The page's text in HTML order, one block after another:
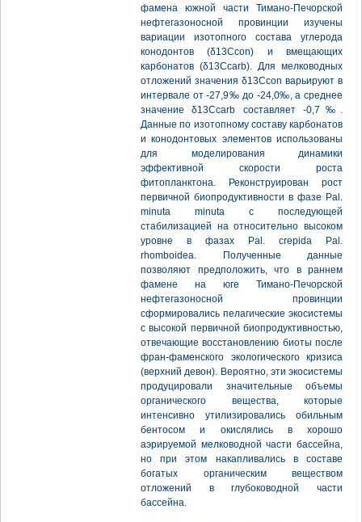
фамена южной части Тимано-Печорской
нефтегазоносной провинции изучены
вариации изотопного состава углерода
конодонтов (δ13Ccon) и вмещающих
карбонатов (δ13Ccarb). Для мелководных
отложений значения δ13Ccon варьируют в
интервале от -27,9‰ до -24,0‰, а среднее
значение δ13Ccarb составляет -0,7‰.
Данные по изотопному составу карбонатов
и конодонтовых элементов использованы
для моделирования динамики
эффективной скорости роста
фитопланктона. Реконструирован рост
первичной биопродуктивности в фазе Pal.
minuta minuta с последующей
стабилизацией на относительно высоком
уровне в фазах Pal. crepida Pal.
rhomboidea. Полученные данные
позволяют предположить, что в раннем
фамене на юге Тимано-Печорской
нефтегазоносной провинции
сформировались пелагические экосистемы
с высокой первичной биопродуктивностью,
отвечающие восстановлению биоты после
фран-фаменского экологического кризиса
(верхний девон). Вероятно, эти экосистемы
продуцировали значительные объемы
органического вещества, которые
интенсивно утилизировались обильным
бентосом и окислялись в хорошо
аэрируемой мелководной части бассейна,
но при этом накапливались в составе
богатых органическим веществом
отложений в глубоководной части
бассейна.